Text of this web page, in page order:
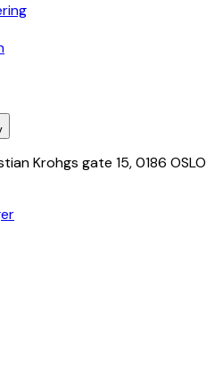
Krohgs gate 15, 0186 OSLO